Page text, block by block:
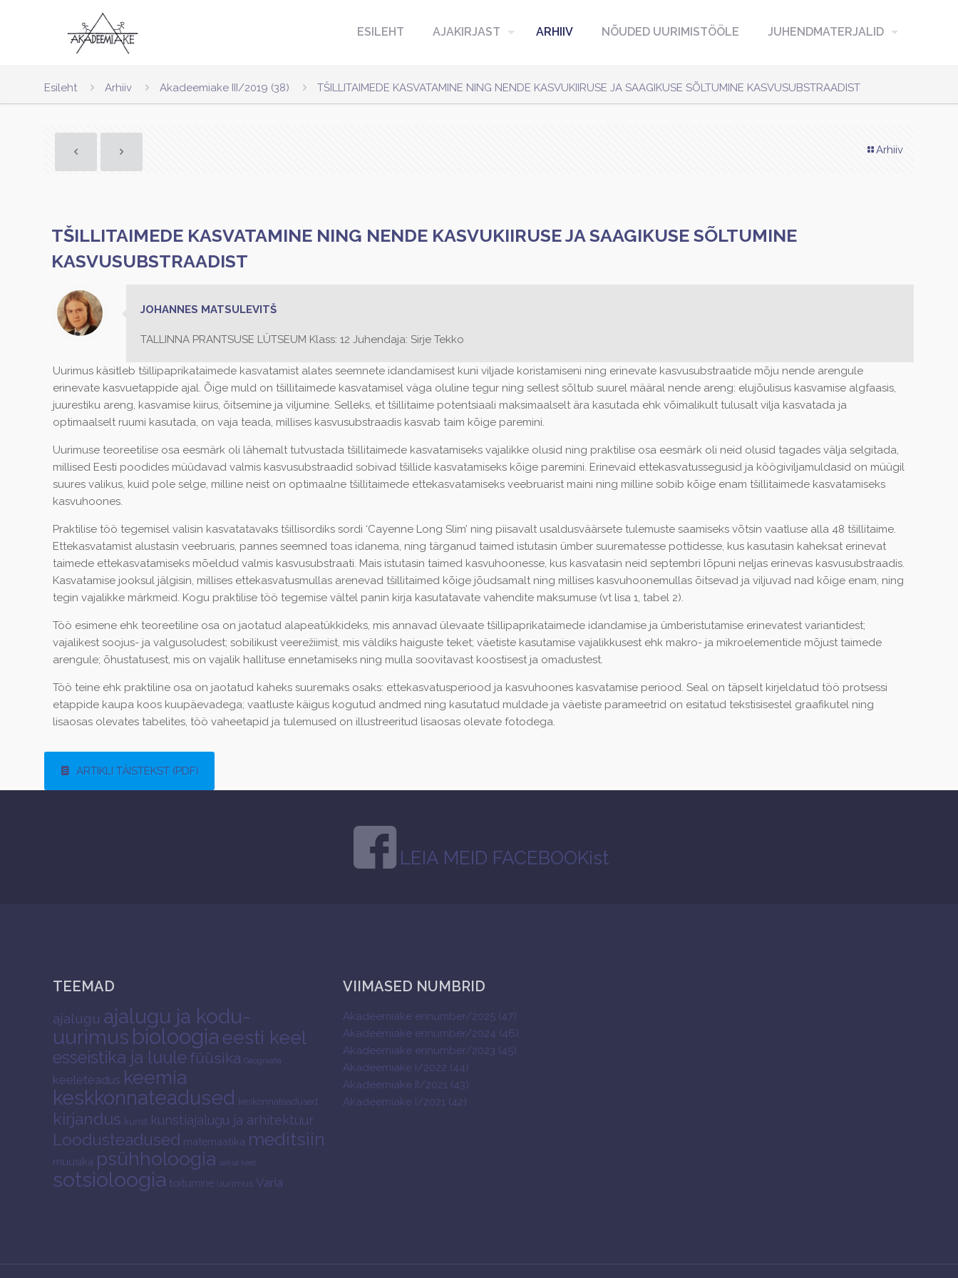
ESILEHT AJAKIRJAST ARHIIV NÕUDED UURIMISTÖÖLE JUHENDMATERJALID
Esileht Arhiiv Akadeemiake III/2019 (38) TŠILLITAIMEDE KASVATAMINE NING NENDE KASVUKIIRUSE JA SAAGIKUSE SÕLTUMINE KASVUSUBSTRAADIST
Arhiiv
TŠILLITAIMEDE KASVATAMINE NING NENDE KASVUKIIRUSE JA SAAGIKUSE SÕLTUMINE
KASVUSUBSTRAADIST
JOHANNES MATSULEVITŠ
TALLINNA PRANTSUSE LÜTSEUM Klass: 12 Juhendaja: Sirje Tekko
Uurimus käsitleb tšillipaprikataimede kasvatamist alates seemnete idandamisest kuni viljade koristamiseni ning erinevate kasvusubstraatide mõju nende arengule
erinevate kasvuetappide ajal. Õige muld on tšillitaimede kasvatamisel väga oluline tegur ning sellest sõltub suurel määral nende areng: elujõulisus kasvamise algfaasis,
juurestiku areng, kasvamise kiirus, õitsemine ja viljumine. Selleks, et tšillitaime potentsiaali maksimaalselt ära kasutada ehk võimalikult tulusalt vilja kasvatada ja
optimaalselt ruumi kasutada, on vaja teada, millises kasvusubstraadis kasvab taim kõige paremini.
Uurimuse teoreetilise osa eesmärk oli lähemalt tutvustada tšillitaimede kasvatamiseks vajalikke olusid ning praktilise osa eesmärk oli neid olusid tagades välja selgitada,
millised Eesti poodides müüdavad valmis kasvusubstraadid sobivad tšillide kasvatamiseks kõige paremini. Erinevaid ettekasvatussegusid ja köögiviljamuldasid on müügil
suures valikus, kuid pole selge, milline neist on optimaalne tšillitaimede ettekasvatamiseks veebruarist maini ning milline sobib kõige enam tšillitaimede kasvatamiseks
kasvuhoones.
Praktilise töö tegemisel valisin kasvatatavaks tšillisordiks sordi ‘Cayenne Long Slim’ ning piisavalt usaldusväärsete tulemuste saamiseks võtsin vaatluse alla 48 tšillitaime.
Ettekasvatamist alustasin veebruaris, pannes seemned toas idanema, ning tärganud taimed istutasin ümber suurematesse pottidesse, kus kasutasin kaheksat erinevat
taimede ettekasvatamiseks mõeldud valmis kasvusubstraati. Mais istutasin taimed kasvuhoonesse, kus kasvatasin neid septembri lõpuni neljas erinevas kasvusubstraadis.
Kasvatamise jooksul jälgisin, millises ettekasvatusmullas arenevad tšillitaimed kõige jõudsamalt ning millises kasvuhoonemullas õitsevad ja viljuvad nad kõige enam, ning
tegin vajalikke märkmeid. Kogu praktilise töö tegemise vältel panin kirja kasutatavate vahendite maksumuse (vt lisa 1, tabel 2).
Töö esimene ehk teoreetiline osa on jaotatud alapeatükkideks, mis annavad ülevaate tšillipaprikataimede idandamise ja ümberistutamise erinevatest variantidest;
vajalikest soojus- ja valgusoludest; sobilikust veerežiimist, mis väldiks haiguste teket; väetiste kasutamise vajalikkusest ehk makro- ja mikroelementide mõjust taimede
arengule; õhustatusest, mis on vajalik hallituse ennetamiseks ning mulla soovitavast koostisest ja omadustest.
Töö teine ehk praktiline osa on jaotatud kaheks suuremaks osaks: ettekasvatusperiood ja kasvuhoones kasvatamise periood. Seal on täpselt kirjeldatud töö protsessi
etappide kaupa koos kuupäevadega; vaatluste käigus kogutud andmed ning kasutatud muldade ja väetiste parameetrid on esitatud tekstisisestel graafikutel ning
lisaosas olevates tabelites, töö vaheetapid ja tulemused on illustreeritud lisaosas olevate fotodega.
ARTIKLI TÄISTEKST (PDF)
LEIA MEID FACEBOOKist
TEEMAD
ajalugu ajalugu ja kodu-
uurimus bioloogia eesti keel
esseistika ja luule füüsika Geograafia
keeleteadus keemia
keskkonnateadused keskonnateadused
kirjandus kunst kunstiajalugu ja arhitektuur
Loodusteadused matemaatika meditsiin
muusika psühholoogia saksa keel
sotsioloogia toitumine uurimus Varia
VIIMASED NUMBRID
Akadeemiake erinumber/2025 (47)
Akadeemiake erinumber/2024 (46)
Akadeemiake erinumber/2023 (45)
Akadeemiake I/2022 (44)
Akadeemiake II/2021 (43)
Akadeemiake I/2021 (42)